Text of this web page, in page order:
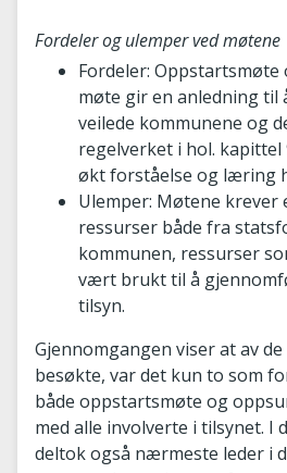
Fordeler og ulemper ved møtene
Fordeler:
møte gir en anledning til
veilede kommunene og
regelverket i hol. kapittel
økt forståelse og læring
Ulemper: Møtene krever
ressurser både fra
kommunen, ressurser
vært brukt til å
tilsyn.
Gjennomgangen viser at av
besøkte, var det kun to som
både oppstartsmøte og
med alle involverte i tilsynet. I
deltok også nærmeste leder i